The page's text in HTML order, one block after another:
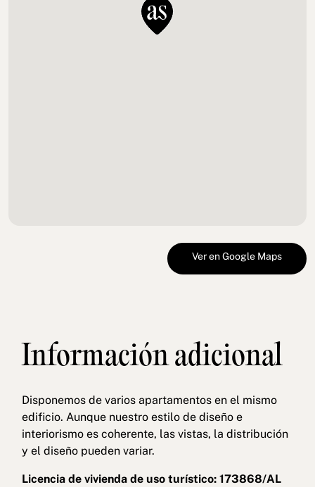
Ver en Google Maps
Información adicional
Disponemos de varios apartamentos en el mismo
edificio. Aunque nuestro estilo de diseño e
interiorismo es coherente, las vistas, la distribución
y el diseño pueden variar.
Licencia de vivienda de uso turístico: 173868/AL